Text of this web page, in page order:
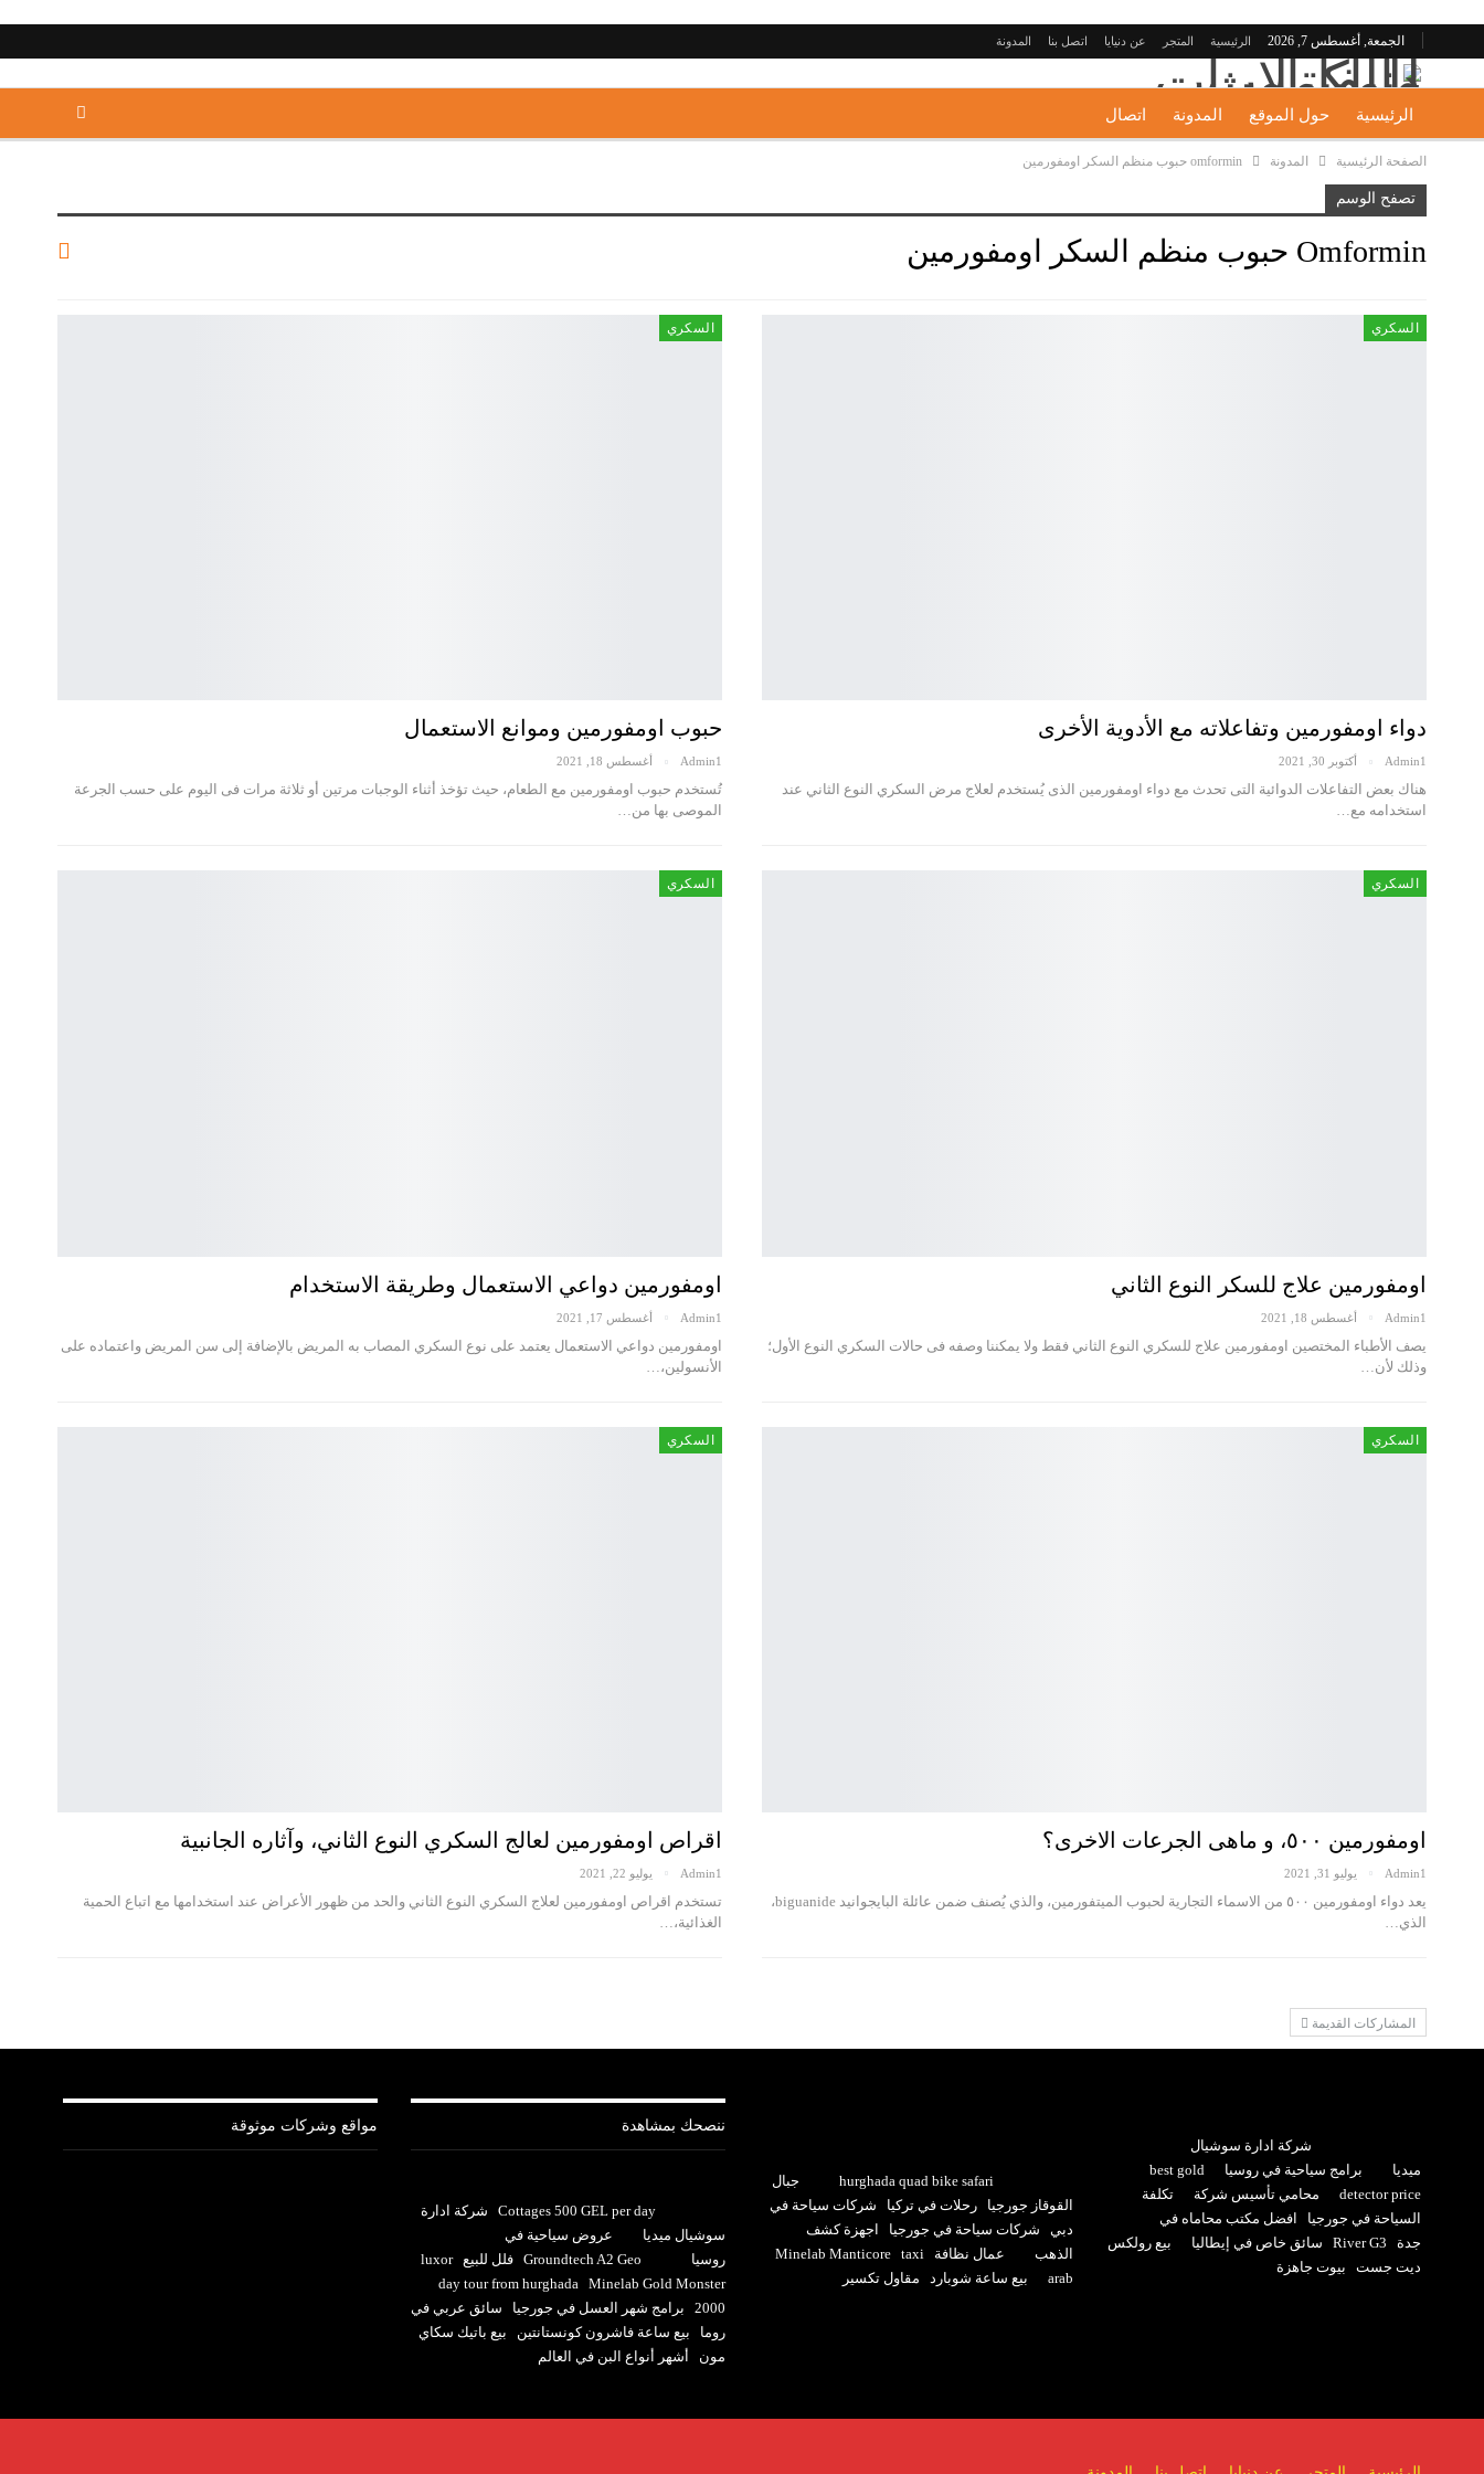
الجمعة, أغسطس 7, 2026 الرئيسية المتجر عن دنيايا اتصل بنا المدونة
الرئيسية حول الموقع المدونة اتصال
الصفحة الرئيسية المدونة omformin حبوب منظم السكر اومفورمين
تصفح الوسم
Omformin حبوب منظم السكر اومفورمين
السكري
دواء اومفورمين وتفاعلاته مع الأدوية الأخرى
Admin1 أكتوبر 30, 2021
هناك بعض التفاعلات الدوائية التى تحدث مع دواء اومفورمين الذى يُستخدم لعلاج مرض السكري النوع الثاني عند
استخدامه مع…
السكري
حبوب اومفورمين وموانع الاستعمال
Admin1 أغسطس 18, 2021
تُستخدم حبوب اومفورمين مع الطعام، حيث تؤخذ أثناء الوجبات مرتين أو ثلاثة مرات فى اليوم على حسب الجرعة
الموصى بها من…
السكري
اومفورمين علاج للسكر النوع الثاني
Admin1 أغسطس 18, 2021
يصف الأطباء المختصين اومفورمين علاج للسكري النوع الثاني فقط ولا يمكننا وصفه فى حالات السكري النوع الأول؛
وذلك لأن…
السكري
اومفورمين دواعي الاستعمال وطريقة الاستخدام
Admin1 أغسطس 17, 2021
اومفورمين دواعي الاستعمال يعتمد على نوع السكري المصاب به المريض بالإضافة إلى سن المريض واعتماده على
الأنسولين،…
السكري
اومفورمين ٥٠٠، و ماهى الجرعات الاخرى؟
Admin1 يوليو 31, 2021
يعد دواء اومفورمين ٥٠٠ من الاسماء التجارية لحبوب الميتفورمين، والذي يُصنف ضمن عائلة البايجوانيد biguanide،
الذي…
السكري
اقراص اومفورمين لعالج السكري النوع الثاني، وآثاره الجانبية
Admin1 يوليو 22, 2021
تستخدم اقراص اومفورمين لعلاج السكري النوع الثاني والحد من ظهور الأعراض عند استخدامها مع اتباع الحمية
الغذائية،…
المشاركات القديمة
شركة ادارة سوشيال
ميديا
برامج سياحية في روسيا
best gold
detector price
محامي تأسيس شركة
تكلفة
السياحة في جورجيا
افضل مكتب محاماه في
جدة
River G3 سائق خاص في إيطاليا
بيع رولكس
ديت جست
بيوت جاهزة
hurghada quad bike safari
جبال
القوقاز جورجيا
رحلات في تركيا
شركات سياحة في
دبي
شركات سياحة في جورجيا
اجهزة كشف
الذهب
عمال نظافة Minelab Manticore taxi
arab
بيع ساعة شوبارد مقاول تكسير
ننصحك بمشاهدة
Cottages 500 GEL per day
شركة ادارة
سوشيال ميديا
عروض سياحية في
روسيا
Groundtech A2 Geo فلل للبيع
luxor
day tour from hurghada
Minelab Gold Monster
2000
برامج شهر العسل في جورجيا
سائق عربي في
روما
بيع ساعة فاشرون كونستانتين
بيع باتيك سكاي
مون
أشهر أنواع البن في العالم
مواقع وشركات موثوقة